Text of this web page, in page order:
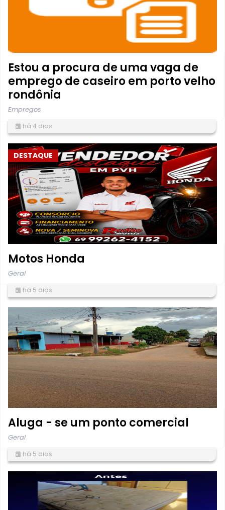
Estou a procura de uma vaga de
emprego de caseiro em porto velho
rondônia
Empregos
há 4 dias
DESTAQUE
Motos Honda
Geral
há 5 dias
Aluga - se um ponto comercial
Geral
há 5 dias